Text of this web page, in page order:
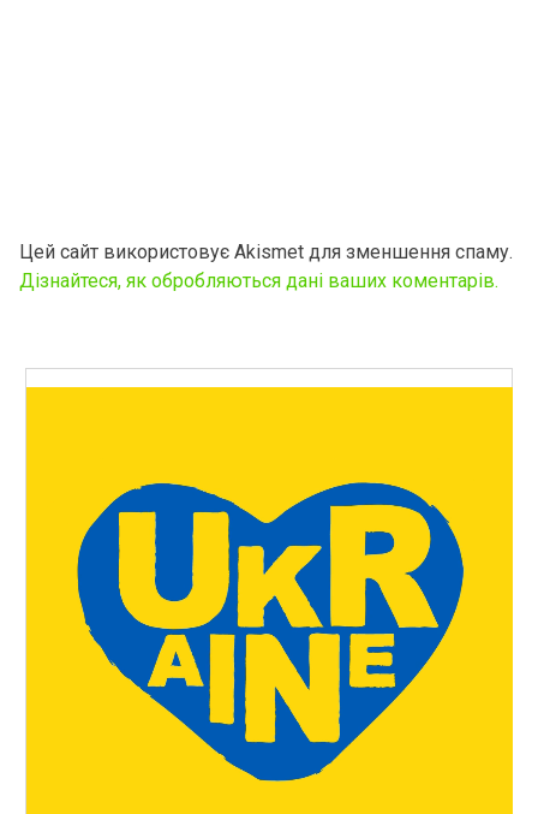
Цей сайт використовує Akismet для зменшення спаму.
Дізнайтеся, як обробляються дані ваших коментарів.